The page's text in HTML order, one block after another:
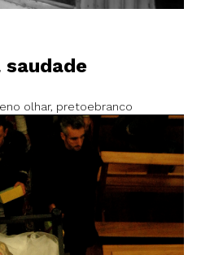
saudade
olhar, pretoebranco